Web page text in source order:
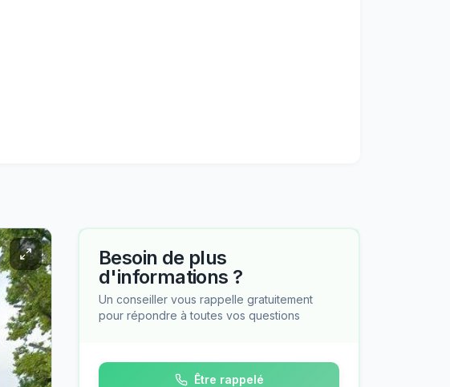
Besoin de plus
d'informations ?
Un conseiller vous rappelle gratuitement
pour répondre à toutes vos questions
Être rappelé